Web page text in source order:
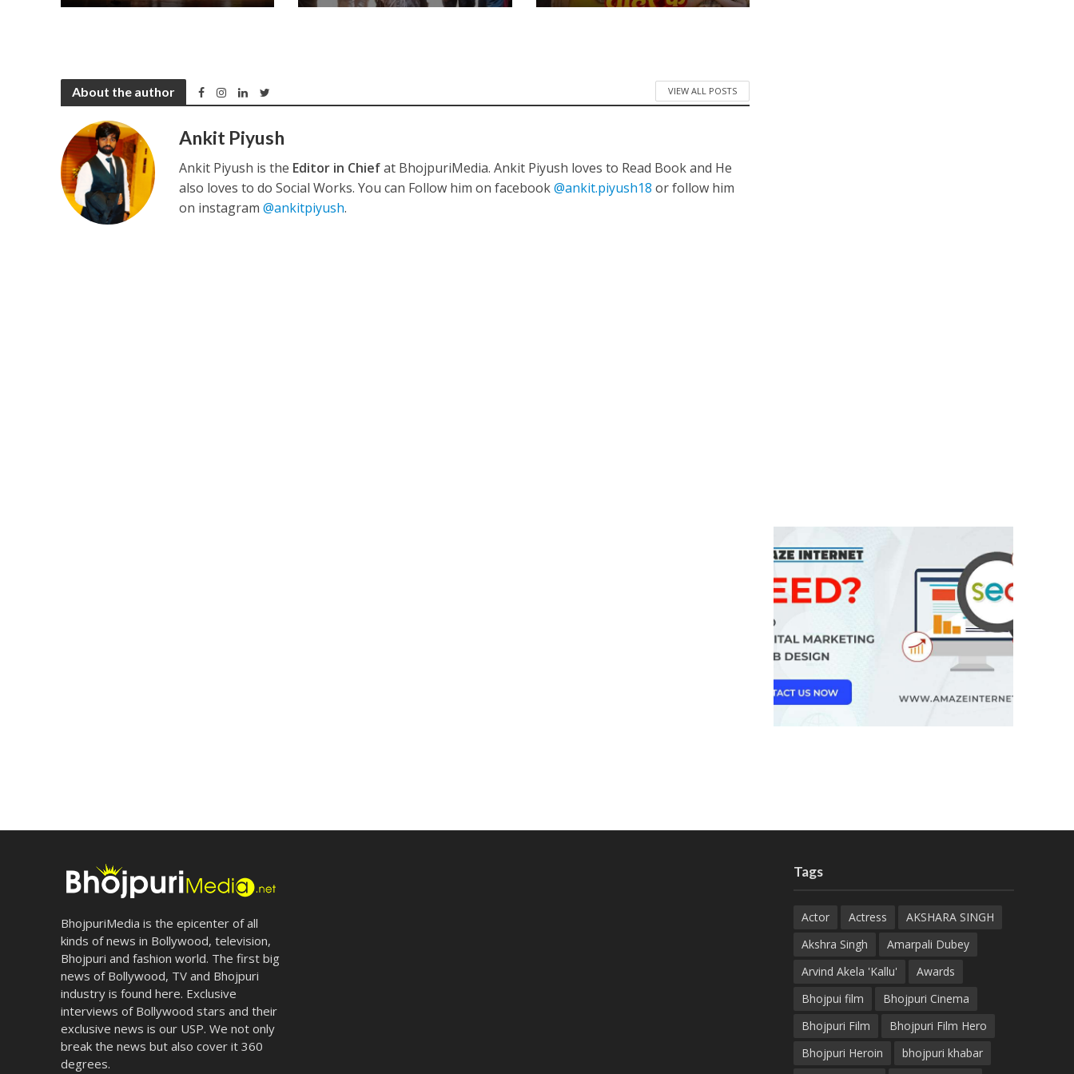
About the author VIEW ALL POSTS
Ankit Piyush
Ankit Piyush is the Editor in Chiefat BhojpuriMedia. Ankit Piyush loves to Read Book and He
also loves to do Social Works. You can Follow him on facebook@ankit.piyush18 or follow him
on instagram@ankitpiyush.
BhojpuriMedia is the epicenter of all
kinds of news in Bollywood, television,
Bhojpuri and fashion world. The first big
news of Bollywood, TV and Bhojpuri
industry is found here. Exclusive
interviews of Bollywood stars and their
exclusive news is our USP. We not only
break the news but also cover it 360
degrees.
Tags
Actor Actress
AKSHARA SINGH
Akshra Singh
Amarpali Dubey
Arvind Akela 'Kallu'
Awards
Bhojpui film
Bhojpuri Cinema
Bhojpuri Film
Bhojpuri Film Hero
Bhojpuri Heroin
bhojpuri khabar